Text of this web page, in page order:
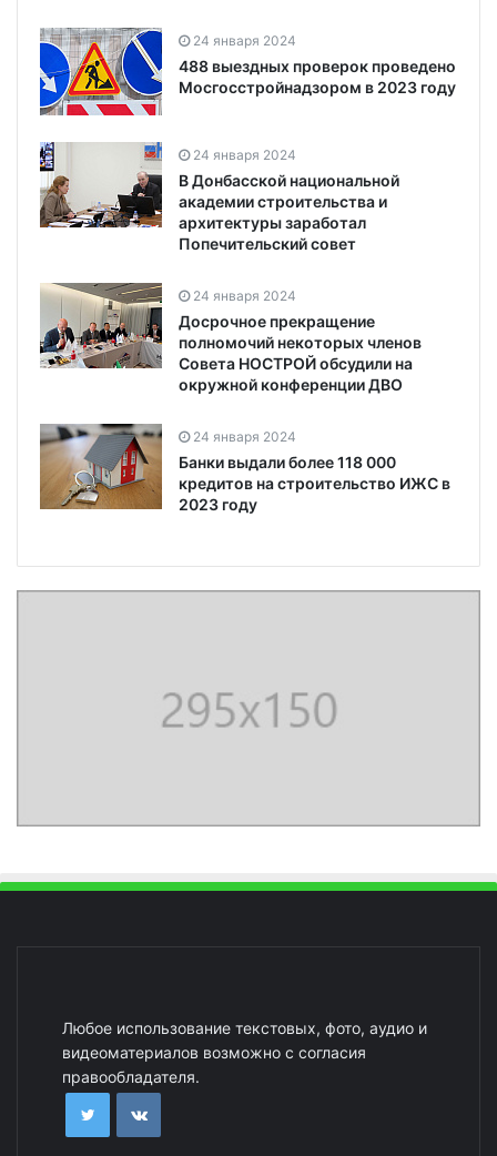
24 января 2024
488 выездных проверок проведено
Мосгосстройнадзором в 2023 году
24 января 2024
В Донбасской национальной
академии строительства и
архитектуры заработал
Попечительский совет
24 января 2024
Досрочное прекращение
полномочий некоторых членов
Совета НОСТРОЙ обсудили на
окружной конференции ДВО
24 января 2024
Банки выдали более 118 000
кредитов на строительство ИЖС в
2023 году
Любое использование текстовых, фото, аудио и
видеоматериалов возможно с согласия
правообладателя.